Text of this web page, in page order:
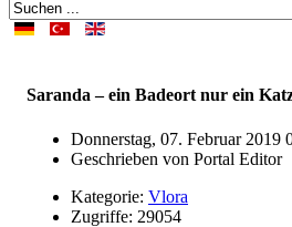
Saranda – ein Badeort nur ein
Donnerstag, 07. Februar 2019
Geschrieben von Portal Editor
Kategorie: Vlora
Zugriffe: 29054